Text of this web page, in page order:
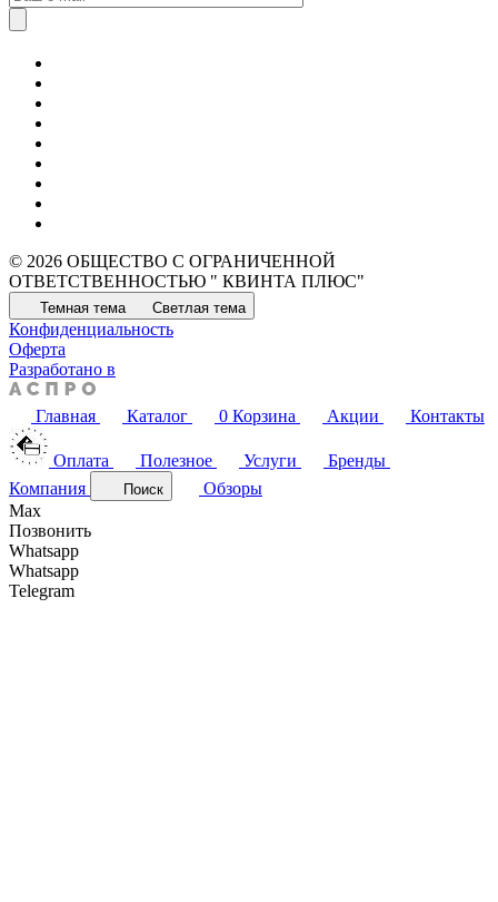
© 2026 ОБЩЕСТВО С ОГРАНИЧЕННОЙ
ОТВЕТСТВЕННОСТЬЮ " КВИНТА ПЛЮС"
Темная тема Светлая тема
Конфиденциальность
Оферта
Разработано в
Главная Каталог 0 Корзина Акции Контакты
Оплата Полезное Услуги
Бренды
Компания
Поиск
Обзоры
Max
Позвонить
Whatsapp
Whatsapp
Telegram